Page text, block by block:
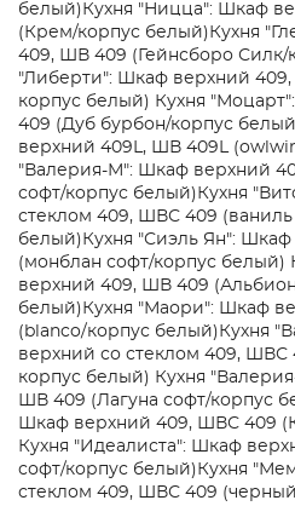
белый) Кухня "Ницца": Шкаф
(Крем/корпус белый) Кухня
409, ШВ 409 (Гейнсборо Силк/
"Либерти": Шкаф верхний
корпус белый) Кухня
409 (Дуб бурбон/корпус
верхний 409L, ШВ 409L
"Валерия-М": Шкаф верхний
софт/корпус белый) Кухня
стеклом 409, ШВС 409 (ваниль
белый) Кухня "Сиэль Ян":
(монблан софт/корпус белый)
верхний 409, ШВ 409
белый) Кухня "Маори": Шкаф
(blanco/корпус белый) Кухня
верхний со стеклом 409, ШВС
корпус белый) Кухня
ШВ 409 (Лагуна софт/корпус
Шкаф верхний 409, ШВС 409
Кухня "Идеалиста": Шкаф
софт/корпус белый) Кухня
стеклом 409, ШВС 409